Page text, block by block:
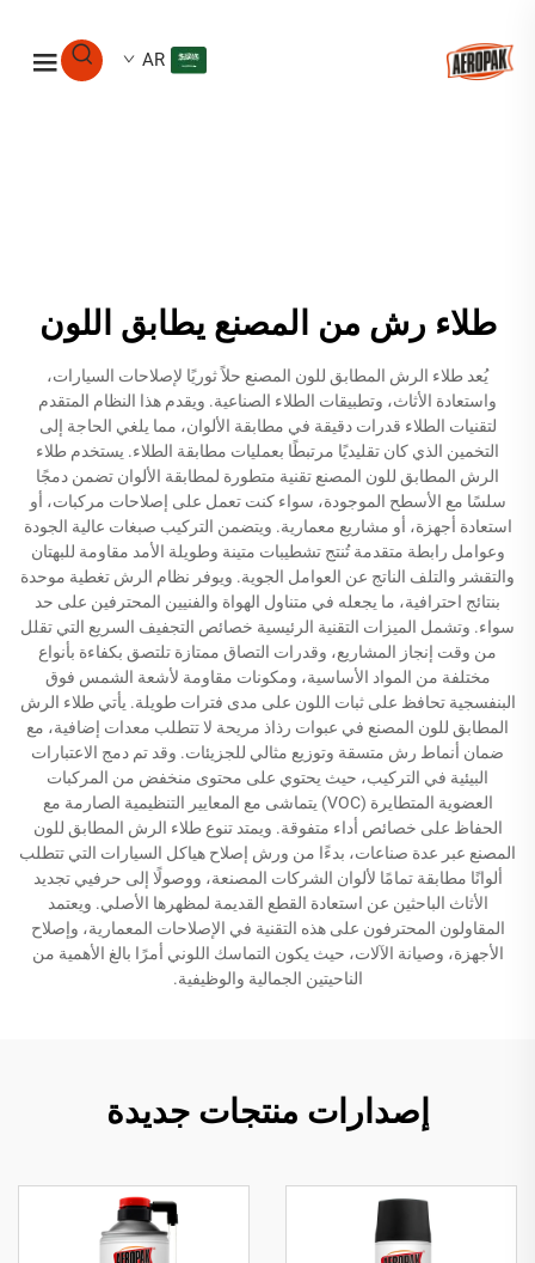
AR
طلاء رش من المصنع يطابق اللون
يُعد طلاء الرش المطابق للون المصنع حلاً ثوريًا لإصلاحات السيارات،
واستعادة الأثاث، وتطبيقات الطلاء الصناعية. ويقدم هذا النظام المتقدم
لتقنيات الطلاء قدرات دقيقة في مطابقة الألوان، مما يلغي الحاجة إلى
التخمين الذي كان تقليديًا مرتبطًا بعمليات مطابقة الطلاء. يستخدم طلاء
الرش المطابق للون المصنع تقنية متطورة لمطابقة الألوان تضمن دمجًا
سلسًا مع الأسطح الموجودة، سواء كنت تعمل على إصلاحات مركبات، أو
استعادة أجهزة، أو مشاريع معمارية. ويتضمن التركيب صبغات عالية الجودة
وعوامل رابطة متقدمة تُنتج تشطيبات متينة وطويلة الأمد مقاومة للبهتان
والتقشر والتلف الناتج عن العوامل الجوية. ويوفر نظام الرش تغطية موحدة
بنتائج احترافية، ما يجعله في متناول الهواة والفنيين المحترفين على حد
سواء. وتشمل الميزات التقنية الرئيسية خصائص التجفيف السريع التي تقلل
من وقت إنجاز المشاريع، وقدرات التصاق ممتازة تلتصق بكفاءة بأنواع
مختلفة من المواد الأساسية، ومكونات مقاومة لأشعة الشمس فوق
البنفسجية تحافظ على ثبات اللون على مدى فترات طويلة. يأتي طلاء الرش
المطابق للون المصنع في عبوات رذاذ مريحة لا تتطلب معدات إضافية، مع
ضمان أنماط رش متسقة وتوزيع مثالي للجزيئات. وقد تم دمج الاعتبارات
البيئية في التركيب، حيث يحتوي على محتوى منخفض من المركبات
العضوية المتطايرة (VOC) يتماشى مع المعايير التنظيمية الصارمة مع
الحفاظ على خصائص أداء متفوقة. ويمتد تنوع طلاء الرش المطابق للون
المصنع عبر عدة صناعات، بدءًا من ورش إصلاح هياكل السيارات التي تتطلب
ألوانًا مطابقة تمامًا لألوان الشركات المصنعة، ووصولًا إلى حرفيي تجديد
الأثاث الباحثين عن استعادة القطع القديمة لمظهرها الأصلي. ويعتمد
المقاولون المحترفون على هذه التقنية في الإصلاحات المعمارية، وإصلاح
الأجهزة، وصيانة الآلات، حيث يكون التماسك اللوني أمرًا بالغ الأهمية من
الناحيتين الجمالية والوظيفية.
إصدارات منتجات جديدة